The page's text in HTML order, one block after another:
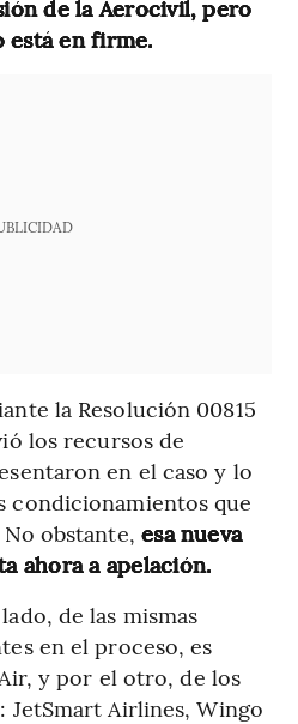
de la Aerocivil, pero
está en firme.
la Resolución 00815
los recursos de
en el caso y lo
que
obstante, esa nueva
ahora a apelación.
de las mismas
en el proceso, es
y por el otro, de los
Airlines, Wingo